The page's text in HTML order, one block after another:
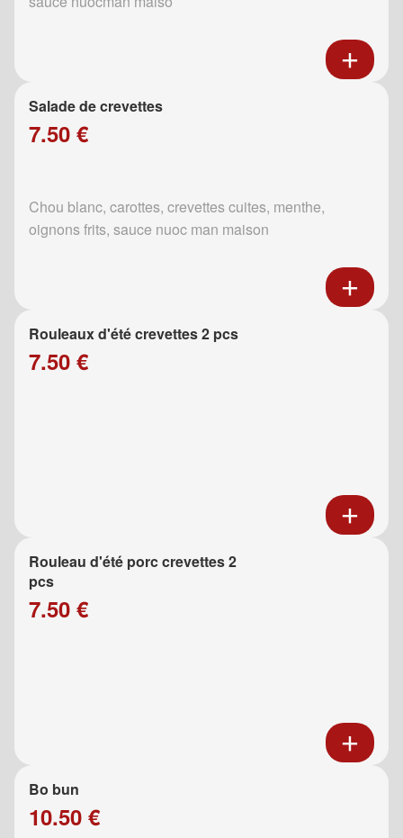
Salade de crevettes
7.50 €
Chou blanc, carottes, crevettes cuites, menthe,
oignons frits, sauce nuoc man maison
Rouleaux d'été crevettes 2 pcs
7.50 €
Rouleau d'été porc crevettes 2
pcs
7.50 €
Bo bun
10.50 €